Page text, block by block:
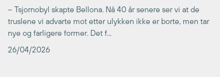
– Tsjornobyl skapte Bellona. Nå 40 år senere ser vi at de
truslene vi advarte mot etter ulykken ikke er borte, men tar
nye og farligere former. Det f...
26/04/2026